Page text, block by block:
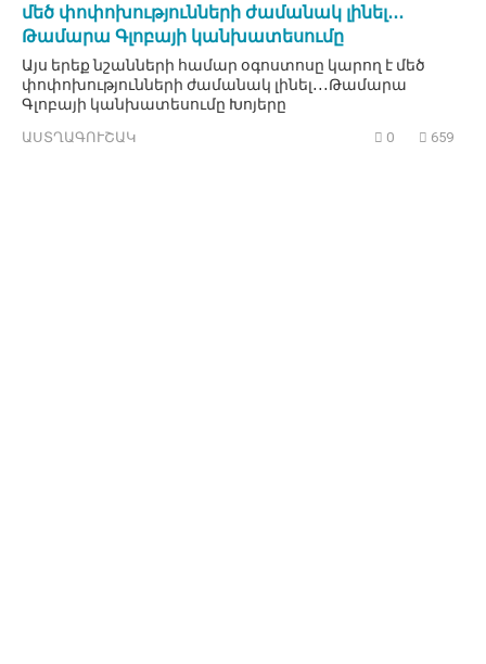
մեծ փոփոխությունների ժամանակ լինել․․․
Թամարա Գլոբայի կանխատեսումը
Այս երեք նշանների համար օգոստոսը կարող է մեծ
փոփոխությունների ժամանակ լինել․․․Թամարա
Գլոբայի կանխատեսումը Խոյերը
ԱՍՏՂԱԳՈՒՇԱԿ 0 659